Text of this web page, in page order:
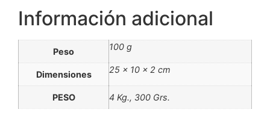
Información adicional
Peso 100 g
Dimensiones 25 × 10 × 2 cm
PESO 4 Kg., 300 Grs.